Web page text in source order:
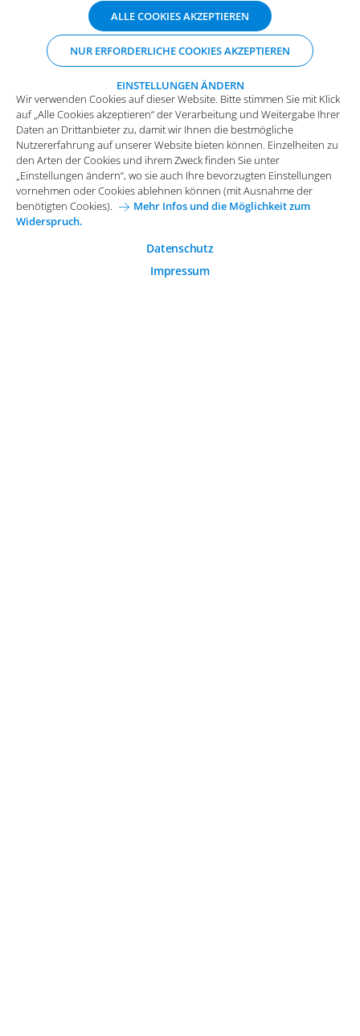
ABONNIEREN SIE UNSERE NEWSLETTER
Impressum Datenschutz
Wir verwenden Cookies auf dieser Website. Bitte stimmen Sie mit Klick
auf „Alle Cookies akzeptieren“ der Verarbeitung und Weitergabe Ihrer
Daten an Drittanbieter zu, damit wir Ihnen die bestmögliche
Nutzererfahrung auf unserer Website bieten können. Einzelheiten zu
den Arten der Cookies und ihrem Zweck finden Sie unter
„Einstellungen ändern“, wo sie auch Ihre bevorzugten Einstellungen
vornehmen oder Cookies ablehnen können (mit Ausnahme der
benötigten Cookies).
Mehr Infos und die Möglichkeit zum
Widerspruch.
Datenschutz
Impressum
ALLE COOKIES AKZEPTIEREN
NUR ERFORDERLICHE COOKIES AKZEPTIEREN
EINSTELLUNGEN ÄNDERN
Wir verwenden Cookies auf dieser Website. Bitte stimmen Sie mit Klick
auf „Alle Cookies akzeptieren“ der Verarbeitung und Weitergabe Ihrer
Daten an Drittanbieter zu, damit wir Ihnen die bestmögliche
Nutzererfahrung auf unserer Website bieten können. Einzelheiten zu
den Arten der Cookies und ihrem Zweck finden Sie unter
„Einstellungen ändern“, wo sie auch Ihre bevorzugten Einstellungen
vornehmen oder Cookies ablehnen können (mit Ausnahme der
benötigten Cookies).
Mehr Infos und die Möglichkeit zum
Widerspruch.
Funktionale Cookies
Diese Cookies sind essenziell wichtig für die einwandfreie
Funktion der Website.
Analytische Cookies
Analytische Cookies werden verwendet, um das